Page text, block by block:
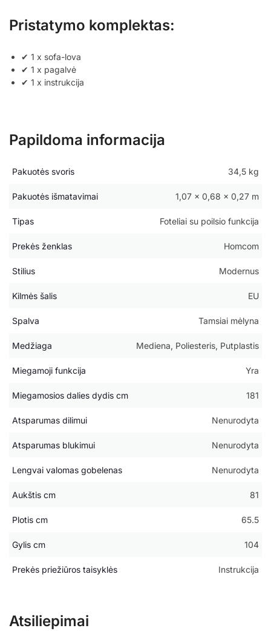
Pristatymo komplektas:
✔ 1 x sofa-lova
✔ 1 x pagalvė
✔ 1 x instrukcija
Papildoma informacija
Pakuotės svoris 34,5 kg
Pakuotės išmatavimai 1,07 × 0,68 × 0,27 m
Tipas Foteliai su poilsio funkcija
Prekės ženklas Homcom
Stilius Modernus
Kilmės šalis EU
Spalva Tamsiai mėlyna
Medžiaga Mediena, Poliesteris, Putplastis
Miegamoji funkcija Yra
Miegamosios dalies dydis cm 181
Atsparumas dilimui Nenurodyta
Atsparumas blukimui Nenurodyta
Lengvai valomas gobelenas Nenurodyta
Aukštis cm 81
Plotis cm 65.5
Gylis cm 104
Prekės priežiūros taisyklės Instrukcija
Atsiliepimai